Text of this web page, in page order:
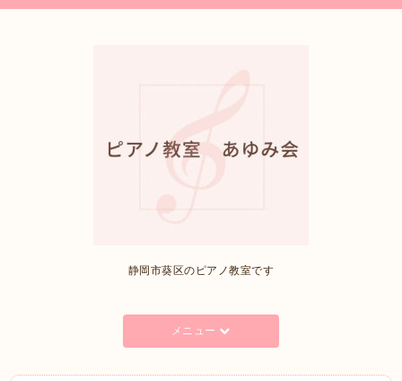
静岡市葵区のピアノ教室です
メニュー